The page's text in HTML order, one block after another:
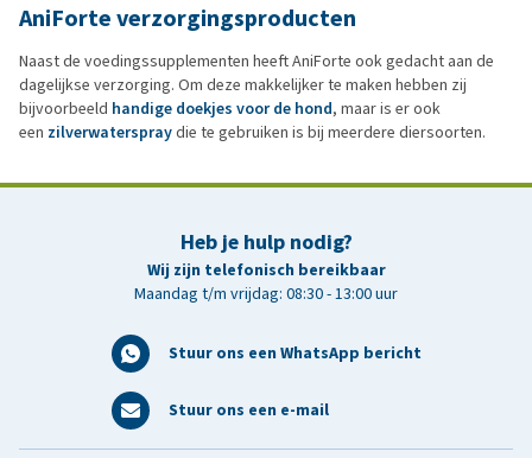
AniForte verzorgingsproducten
Naast de voedingssupplementen heeft AniForte ook gedacht aan de
dagelijkse verzorging. Om deze makkelijker te maken hebben zij
bijvoorbeeld handige doekjes voor de hond, maar is er ook
een zilverwaterspraydie te gebruiken is bij meerdere diersoorten.
Heb je hulp nodig?
Wij zijn telefonisch bereikbaar
Maandag t/m vrijdag: 08:30 - 13:00 uur
Stuur ons een WhatsApp bericht
Stuur ons een e-mail